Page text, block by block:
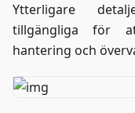
Ytterligare
tillgängliga för
hantering och